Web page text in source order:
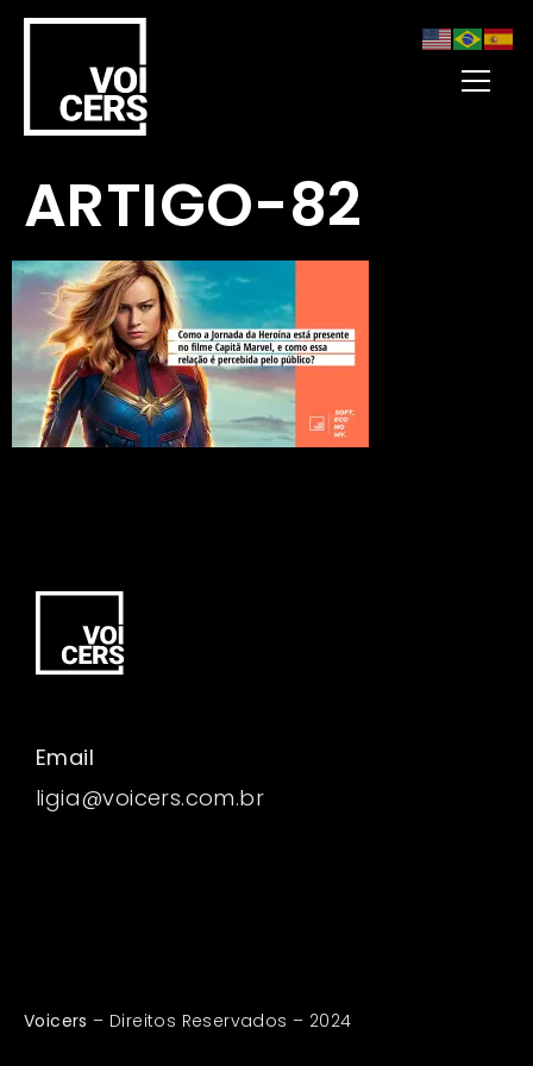
ARTIGO-82
Email
ligia@voicers.com.br
Voicers – Direitos Reservados – 2024